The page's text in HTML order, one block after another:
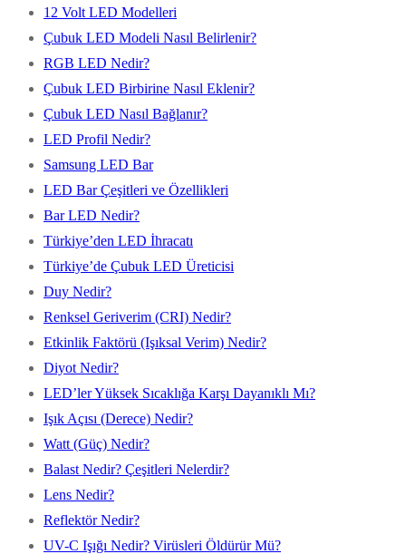
12 Volt LED Modelleri
Çubuk LED Modeli Nasıl Belirlenir?
RGB LED Nedir?
Çubuk LED Birbirine Nasıl Eklenir?
Çubuk LED Nasıl Bağlanır?
LED Profil Nedir?
Samsung LED Bar
LED Bar Çeşitleri ve Özellikleri
Bar LED Nedir?
Türkiye’den LED İhracatı
Türkiye’de Çubuk LED Üreticisi
Duy Nedir?
Renksel Geriverim (CRI) Nedir?
Etkinlik Faktörü (Işıksal Verim) Nedir?
Diyot Nedir?
LED’ler Yüksek Sıcaklığa Karşı Dayanıklı Mı?
Işık Açısı (Derece) Nedir?
Watt (Güç) Nedir?
Balast Nedir? Çeşitleri Nelerdir?
Lens Nedir?
Reflektör Nedir?
UV-C Işığı Nedir? Virüsleri Öldürür Mü?